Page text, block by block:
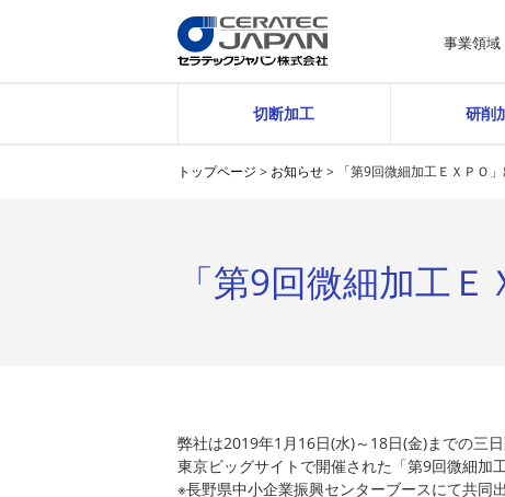
切断加工 研削
事業領域
トップページ > お知らせ> 「第9回微細加工ＥＸＰＯ
「第9回微細加工
弊社は2019年1月16日(水)～18日(金)までの三日
東京ビッグサイトで開催された「第9回微細加
※長野県中小企業振興センターブースにて共同